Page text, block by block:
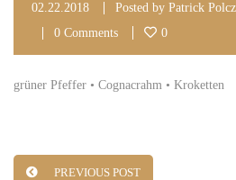
02.22.2018 Posted by Patrick
0 Comments
0
grüner Pfeffer • Cognacrahm • Kroketten
PREVIOUS POST